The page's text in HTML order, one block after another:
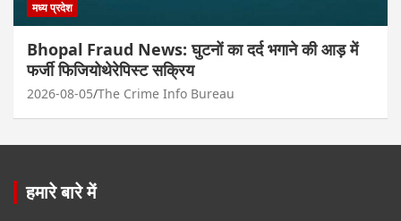
मध्य प्रदेश
Bhopal Fraud News: घुटनों का दर्द भगाने की आड़ में
फर्जी फिजियोथेरेपिस्ट सक्रिय
2026-08-05 The Crime Info Bureau
हमारे बारे में